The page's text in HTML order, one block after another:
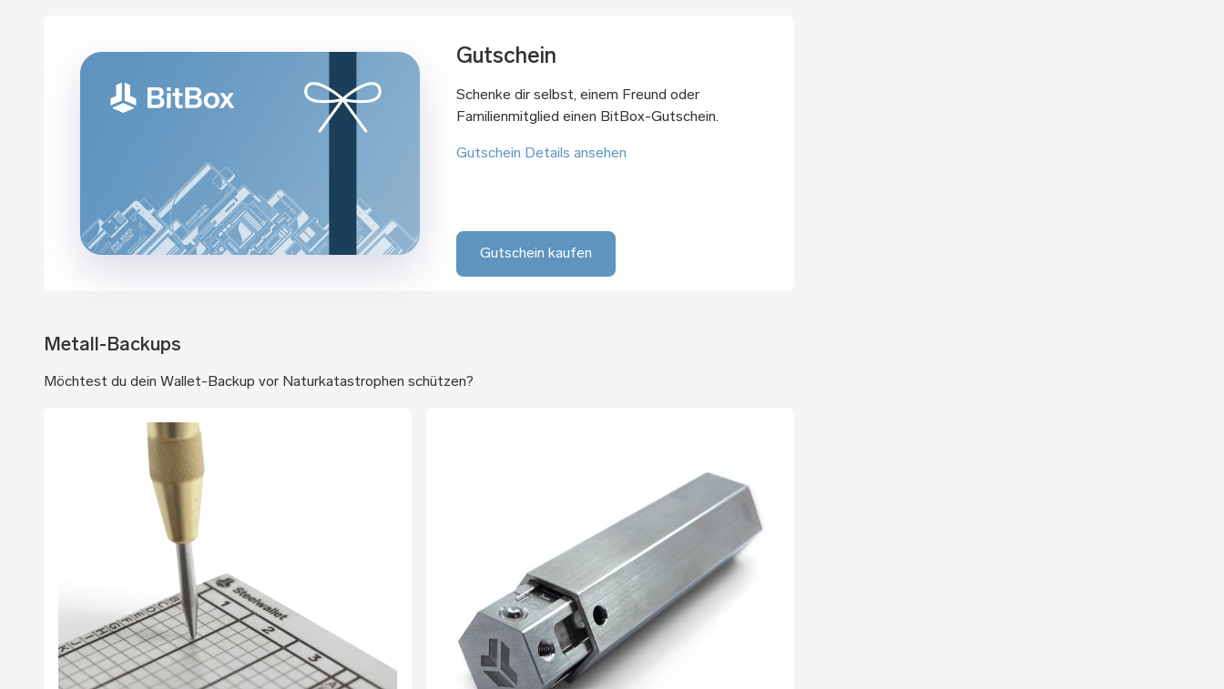
Gutschein
Schenke dir selbst, einem Freund oder
Familienmitglied einen BitBox-Gutschein.
Gutschein Details ansehen
Gutschein kaufen
Metall-Backups
Möchtest du dein Wallet-Backup vor Naturkatastrophen schützen?